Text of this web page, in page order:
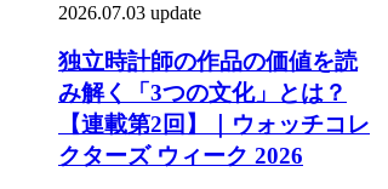
2026.07.03 update
独立時計師の作品の価値を読
み解く「3つの文化」とは？
【連載第2回】｜ウォッチコレ
クターズ ウィーク 2026